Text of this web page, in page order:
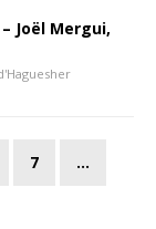
Joël Mergui,
7 …